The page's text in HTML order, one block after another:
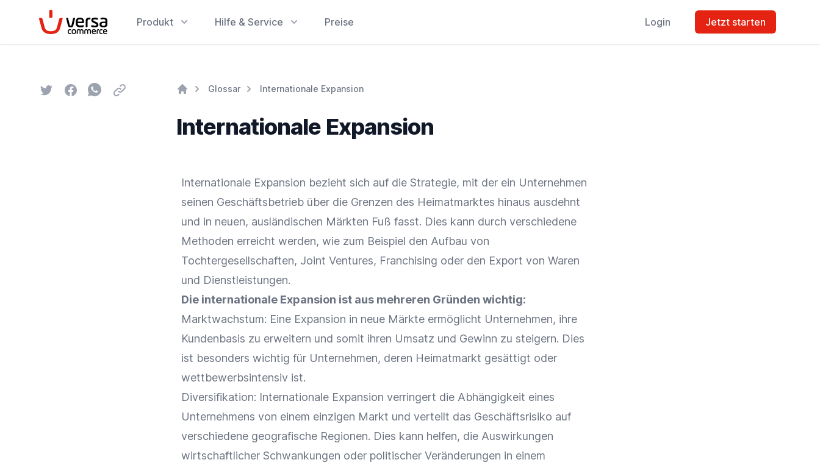
VersaCommerce Produkt Hilfe & Service Preise Login Jetzt starten
TwitterFacebookWhatsapp
Email Glossar Internationale Expansion
Internationale Expansion
Internationale Expansion bezieht sich auf die Strategie, mit der ein Unternehmen
seinen Geschäftsbetrieb über die Grenzen des Heimatmarktes hinaus ausdehnt
und in neuen, ausländischen Märkten Fuß fasst. Dies kann durch verschiedene
Methoden erreicht werden, wie zum Beispiel den Aufbau von
Tochtergesellschaften, Joint Ventures, Franchising oder den Export von Waren
und Dienstleistungen.
Die internationale Expansion ist aus mehreren Gründen wichtig:
Marktwachstum: Eine Expansion in neue Märkte ermöglicht Unternehmen, ihre
Kundenbasis zu erweitern und somit ihren Umsatz und Gewinn zu steigern. Dies
ist besonders wichtig für Unternehmen, deren Heimatmarkt gesättigt oder
wettbewerbsintensiv ist.
Diversifikation: Internationale Expansion verringert die Abhängigkeit eines
Unternehmens von einem einzigen Markt und verteilt das Geschäftsrisiko auf
verschiedene geografische Regionen. Dies kann helfen, die Auswirkungen
wirtschaftlicher Schwankungen oder politischer Veränderungen in einem